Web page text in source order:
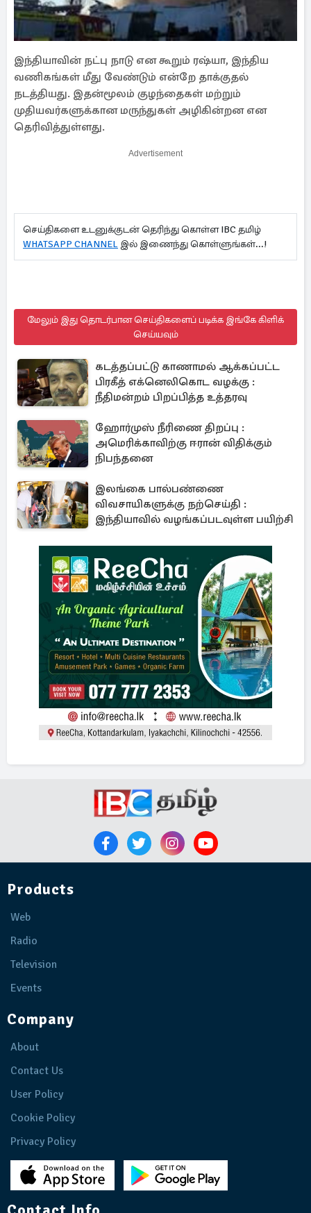
இந்தியாவின் நட்பு நாடு என கூறும் ரஷ்யா, இந்திய
வணிகங்கள் மீது வேண்டும் என்றே தாக்குதல்
நடத்தியது. இதன்மூலம் குழந்தைகள் மற்றும்
முதியவர்களுக்கான மருந்துகள் அழிகின்றன என
தெரிவித்துள்ளது.
Advertisement
செய்திகளை உடனுக்குடன் தெரிந்து கொள்ள IBC தமிழ்
WHATSAPP CHANNEL இல் இணைந்து கொள்ளுங்கள்...!
மேலும் இது தொடர்பான செய்திகளைப் படிக்க இங்கே கிளிக்
செய்யவும்
கடத்தப்பட்டு காணாமல் ஆக்கப்பட்ட
பிரகீத் எக்னெலிகொட வழக்கு :
நீதிமன்றம் பிறப்பித்த உத்தரவு
ஹோர்முஸ் நீரிணை திறப்பு :
அமெரிக்காவிற்கு ஈரான் விதிக்கும்
நிபந்தனை
இலங்கை பால்பண்ணை
விவசாயிகளுக்கு நற்செய்தி :
இந்தியாவில் வழங்கப்படவுள்ள பயிற்சி
Products
Web
Radio
Television
Events
Company
About
Contact Us
User Policy
Cookie Policy
Privacy Policy